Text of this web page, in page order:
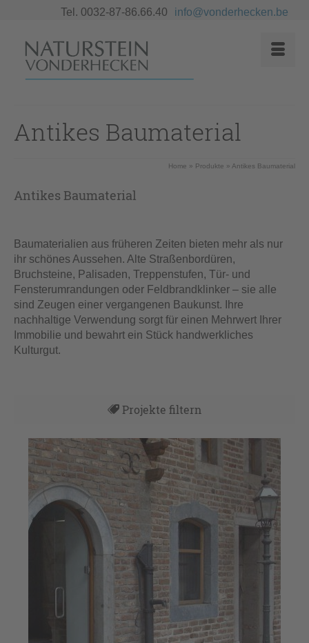
Tel. 0032-87-86.66.40 info@vonderhecken.be
Antikes Baumaterial
Home » Produkte » Antikes Baumaterial
Antikes Baumaterial
Baumaterialien aus früheren Zeiten bieten mehr als nur
ihr schönes Aussehen. Alte Straßenbordüren,
Bruchsteine, Palisaden, Treppenstufen, Tür- und
Fensterumrandungen oder Feldbrandklinker – sie alle
sind Zeugen einer vergangenen Baukunst. Ihre
nachhaltige Verwendung sorgt für einen Mehrwert Ihrer
Immobilie und bewahrt ein Stück handwerkliches
Kulturgut.
Projekte filtern
Alles
Antikes Baumaterial
Neues Baumaterial